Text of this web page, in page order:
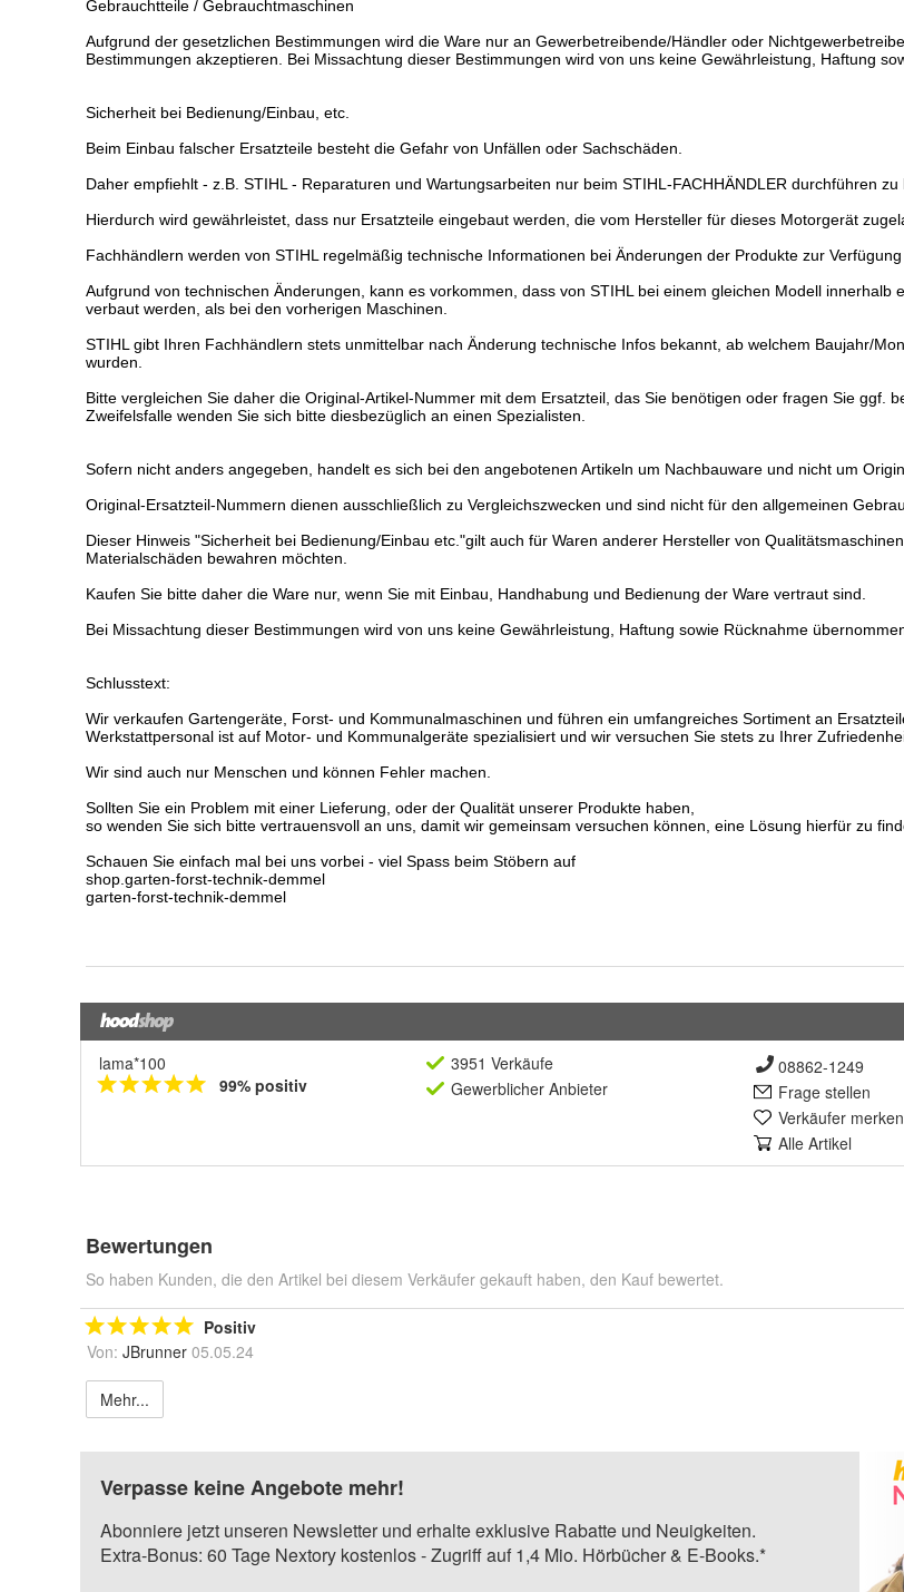
lama*100
99% positiv
3951 Verkäufe
Gewerblicher Anbieter
08862-1249
Frage stellen
Verkäufer merken
Alle Artikel
Bewertungen
So haben Kunden, die den Artikel bei diesem Verkäufer gekauft haben, den Kauf bewertet.
Positiv
Von: JBrunner 05.05.24
Mehr...
Verpasse keine Angebote mehr!
Abonniere jetzt unseren Newsletter und erhalte exklusive Rabatte und Neuigkeiten.
Extra-Bonus: 60 Tage Nextory kostenlos - Zugriff auf 1,4 Mio. Hörbücher & E-Books.*